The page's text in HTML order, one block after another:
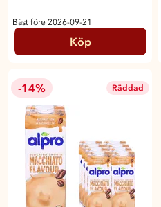
Bäst före 2026-09-21
Köp
-14% Räddad